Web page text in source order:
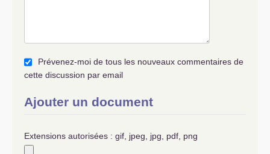
Prévenez-moi de tous les nouveaux commentaires de
cette discussion par email
Ajouter un document
Extensions autorisées : gif, jpeg, jpg, pdf, png